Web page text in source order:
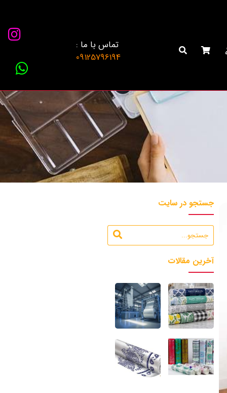
تماس با ما :
09125796194
جستجو در سایت
آخرین مقالات